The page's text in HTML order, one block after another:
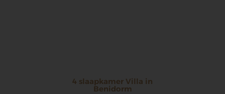
4 slaapkamer Villa in
Benidorm